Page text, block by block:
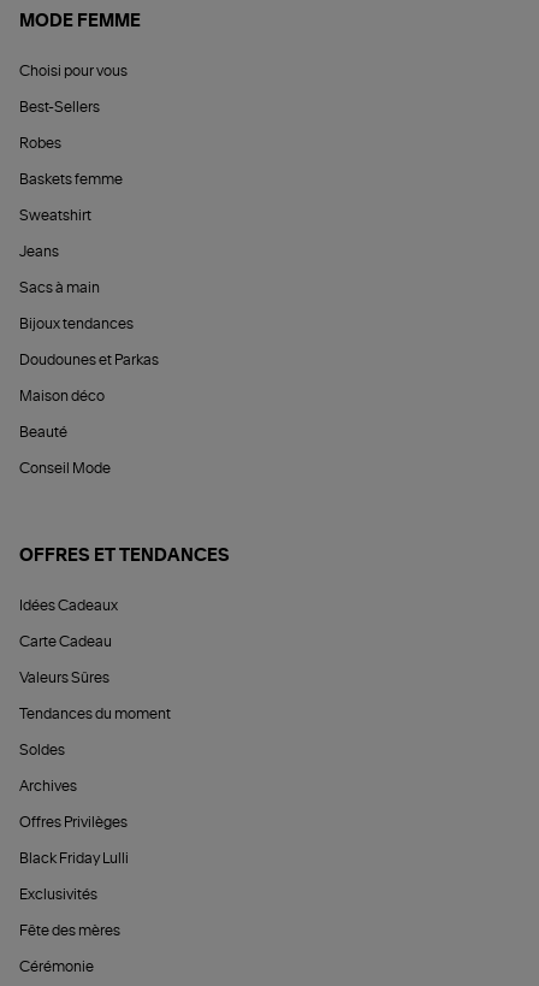
MODE FEMME
Choisi pour vous
Best-Sellers
Robes
Baskets femme
Sweatshirt
Jeans
Sacs à main
Bijoux tendances
Doudounes et Parkas
Maison déco
Beauté
Conseil Mode
OFFRES ET TENDANCES
Idées Cadeaux
Carte Cadeau
Valeurs Sûres
Tendances du moment
Soldes
Archives
Offres Privilèges
Black Friday Lulli
Exclusivités
Fête des mères
Cérémonie